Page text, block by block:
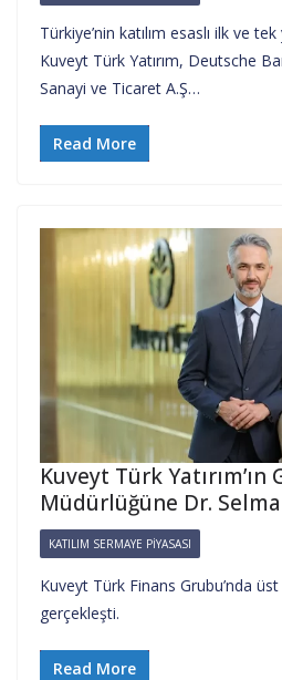
Türkiye’nin katılım esaslı ilk ve
Kuveyt Türk Yatırım, Deutsche
Sanayi ve Ticaret A.Ş…
Read More
Kuveyt Türk Yatırım’ın
Müdürlüğüne Dr.
KATILIM SERMAYE PIYASASI
Kuveyt Türk Finans Grubu’nda
gerçekleşti.
Read More